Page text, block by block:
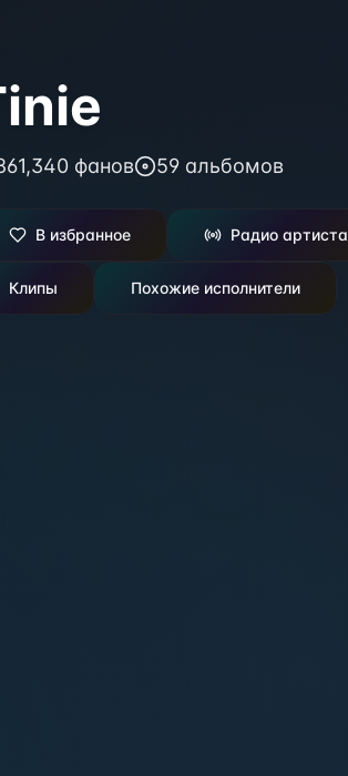
фанов 59 альбомов
В избранное Радио артиста
Клипы Похожие исполнители